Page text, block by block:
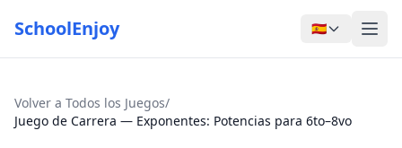
SchoolEnjoy 🇪🇸
Volver a Todos los Juegos/
Juego de Carrera — Exponentes: Potencias para 6to–8vo